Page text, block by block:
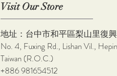
Visit Our Store
地址：台中市和平區梨山里復
No. 4, Fuxing Rd., Lishan Vil.,
Taiwan (R.O.C.)
+886 981654512